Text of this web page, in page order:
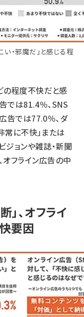
い・邪魔だ」と感じる程
の程度不快だと感
では81.4％、SNS
告では77.0％、ダ
常に不快」または
ジョンや雑誌・新聞
フライン広告の中
」、オフライ
要因